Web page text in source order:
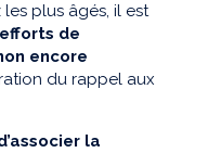
plus âgés, il est
de
encore
du rappel aux
la